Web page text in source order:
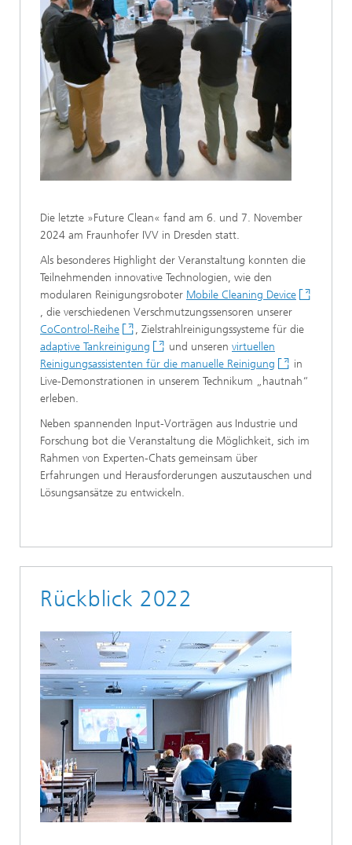
Die letzte »Future Clean« fand am 6. und 7. November
2024 am Fraunhofer IVV in Dresden statt.
Als besonderes Highlight der Veranstaltung konnten die
Teilnehmenden innovative Technologien, wie den
modularen Reinigungsroboter Mobile Cleaning Device
, die verschiedenen Verschmutzungssensoren unserer
CoControl-Reihe
, Zielstrahlreinigungssysteme für die
adaptive Tankreinigung
und unseren virtuellen
Reinigungsassistenten für die manuelle Reinigung
in
Live-Demonstrationen in unserem Technikum „hautnah“
erleben.
Neben spannenden Input-Vorträgen aus Industrie und
Forschung bot die Veranstaltung die Möglichkeit, sich im
Rahmen von Experten-Chats gemeinsam über
Erfahrungen und Herausforderungen auszutauschen und
Lösungsansätze zu entwickeln.
Rückblick 2022